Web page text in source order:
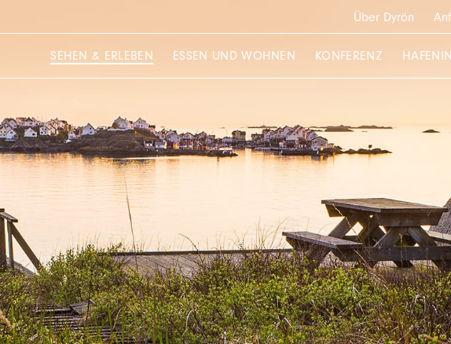
Über Dyrön
SEHEN & ERLEBEN ESSEN UND WOHNEN KONFERENZ